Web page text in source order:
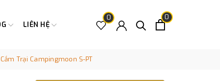
LIÊN HỆ
0 0
Trại Campingmoon S-PT